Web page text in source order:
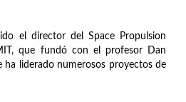
el director del Space Propulsion
que fundó con el profesor Dan
ha liderado numerosos proyectos de